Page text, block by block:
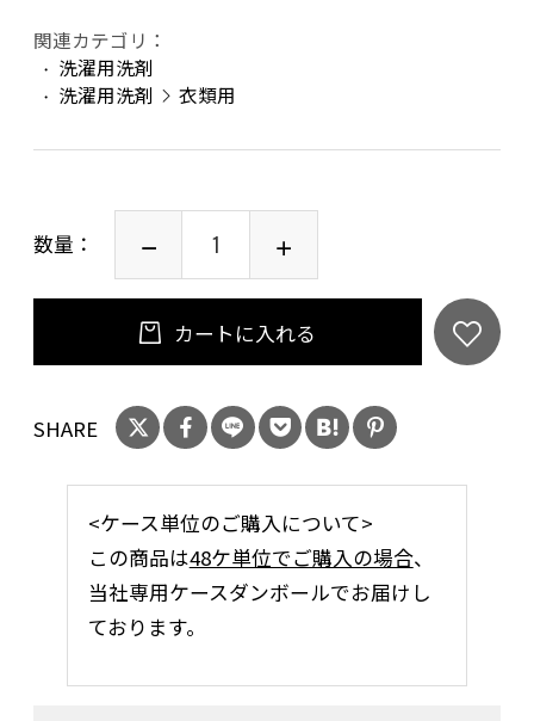
関連カテゴリ：
洗濯用洗剤
洗濯用洗剤
衣類用
数量：
カートに入れる
SHARE
<ケース単位のご購入について>
この商品は48ケ単位でご購入の場合、
当社専用ケースダンボールでお届けし
ております。